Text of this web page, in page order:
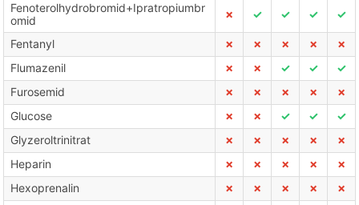
Fenoterolhydrobromid+Ipratropiumbr
omid
✗ ✓ ✓ ✓ ✓
Fentanyl ✗ ✗ ✗ ✗
✗
Flumazenil
✗ ✗ ✓ ✓
✓
Furosemid
✗ ✗ ✗ ✗
✗
Glucose
✗ ✗ ✓ ✓
✓
Glyzeroltrinitrat
✗ ✗ ✗ ✗
✗
Heparin
✗ ✗ ✗ ✗
✗
Hexoprenalin
✗ ✗ ✗ ✗
✗